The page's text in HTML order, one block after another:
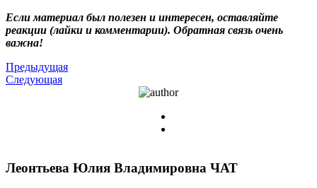
Если материал был полезен и интересен, оставляйте
реакции (лайки и комментарии). Обратная связь очень
важна!
Предыдущая
Следующая
Леонтьева Юлия Владимировна ЧАТ